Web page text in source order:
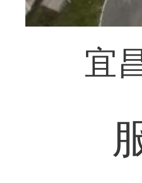
宜
服